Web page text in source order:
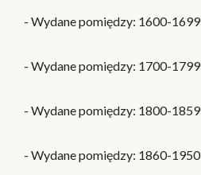
- Wydane pomiędzy: 1600-1699
- Wydane pomiędzy: 1700-1799
- Wydane pomiędzy: 1800-1859
- Wydane pomiędzy: 1860-1950